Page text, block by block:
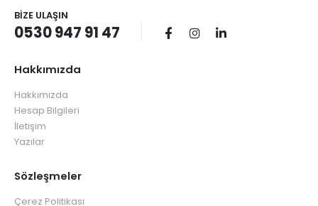
BIZE ULAŞIN
0530 947 91 47
Hakkımızda
Hakkımızda
Hesap Bilgileri
İletişim
Yazılar
Sözleşmeler
Çerez Politikası